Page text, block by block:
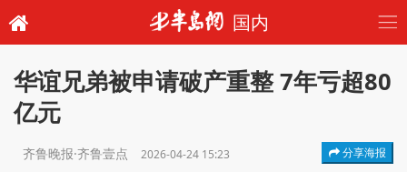
国内
华谊兄弟被申请破产重整 7年亏超80
亿元
齐鲁晚报·齐鲁壹点 2026-04-24 15:23 分享海报